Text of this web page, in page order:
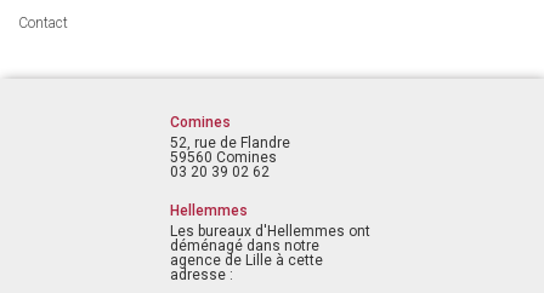
Contact
Comines
52, rue de Flandre
59560 Comines
03 20 39 02 62
Hellemmes
Les bureaux d'Hellemmes ont
déménagé dans notre
agence de Lille à cette
adresse :